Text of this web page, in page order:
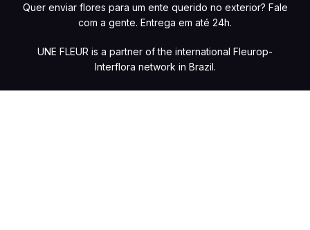
Quer enviar flores para um ente querido no exterior? Fale
com a gente. Entrega em até 24h.
UNE FLEUR is a partner of the international Fleurop-
Interflora network in Brazil.